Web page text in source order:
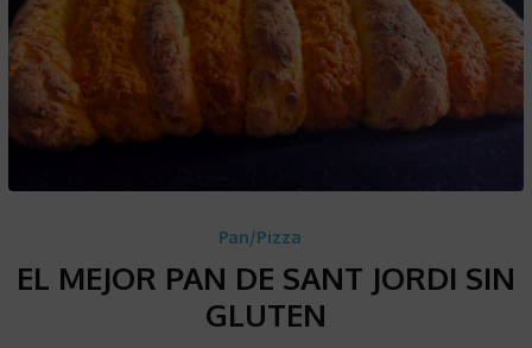
Pan/Pizza
EL MEJOR PAN DE SANT JORDI SIN
GLUTEN